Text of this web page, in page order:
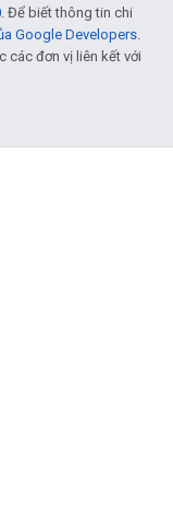
. Để biết thông tin chi
Google Developers.
các đơn vị liên kết với